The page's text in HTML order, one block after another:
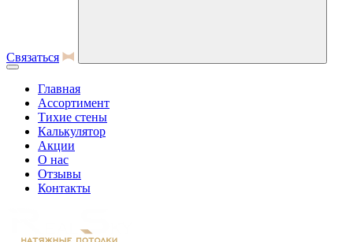
Связаться
Главная
Ассортимент
Тихие стены
Калькулятор
Акции
О нас
Отзывы
Контакты